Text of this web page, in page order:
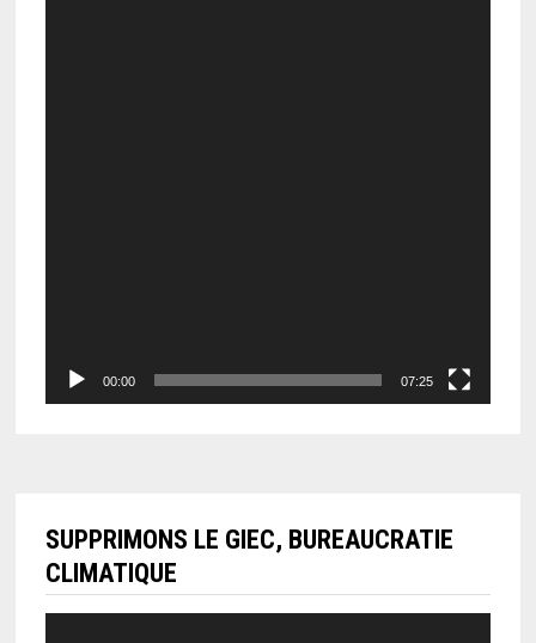
00:00 07:25
SUPPRIMONS LE GIEC, BUREAUCRATIE
CLIMATIQUE